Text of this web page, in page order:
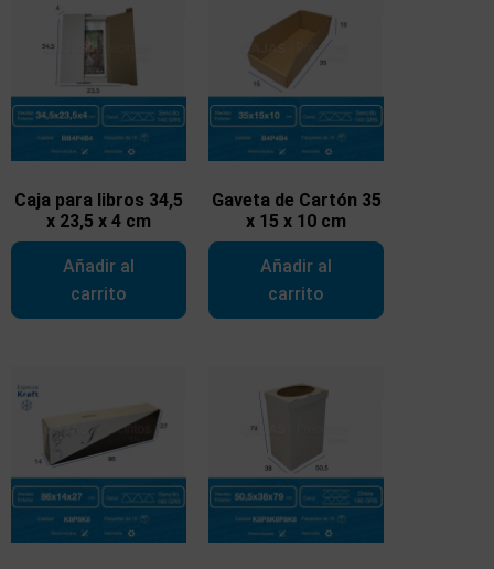
Caja para libros 34,5
x 23,5 x 4 cm
Añadir al
carrito
Gaveta de Cartón 35
x 15 x 10 cm
Añadir al
carrito